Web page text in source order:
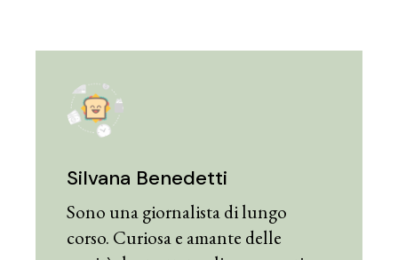
Silvana Benedetti
Sono una giornalista di lungo
corso. Curiosa e amante delle